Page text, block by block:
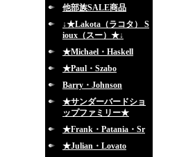
他部族SALE商品
↓★Lakota（ラコタ） S
ioux（スー）★↓
★Michael・Haskell
★Paul・Szabo
Barry・Johnson
★サンダーバードショ
ップファミリー★
★Frank・Patania・Sr
★Julian・Lovato